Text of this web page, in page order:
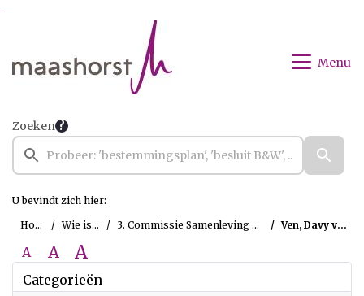
Ga naar de inhoud van deze pagina
Menu
Zoeken
U bevindt zich hier:
Home
Wie is wie 3. Commissie Samenleving & Bestuur Ven, Davy van der
A A A
Categorieën